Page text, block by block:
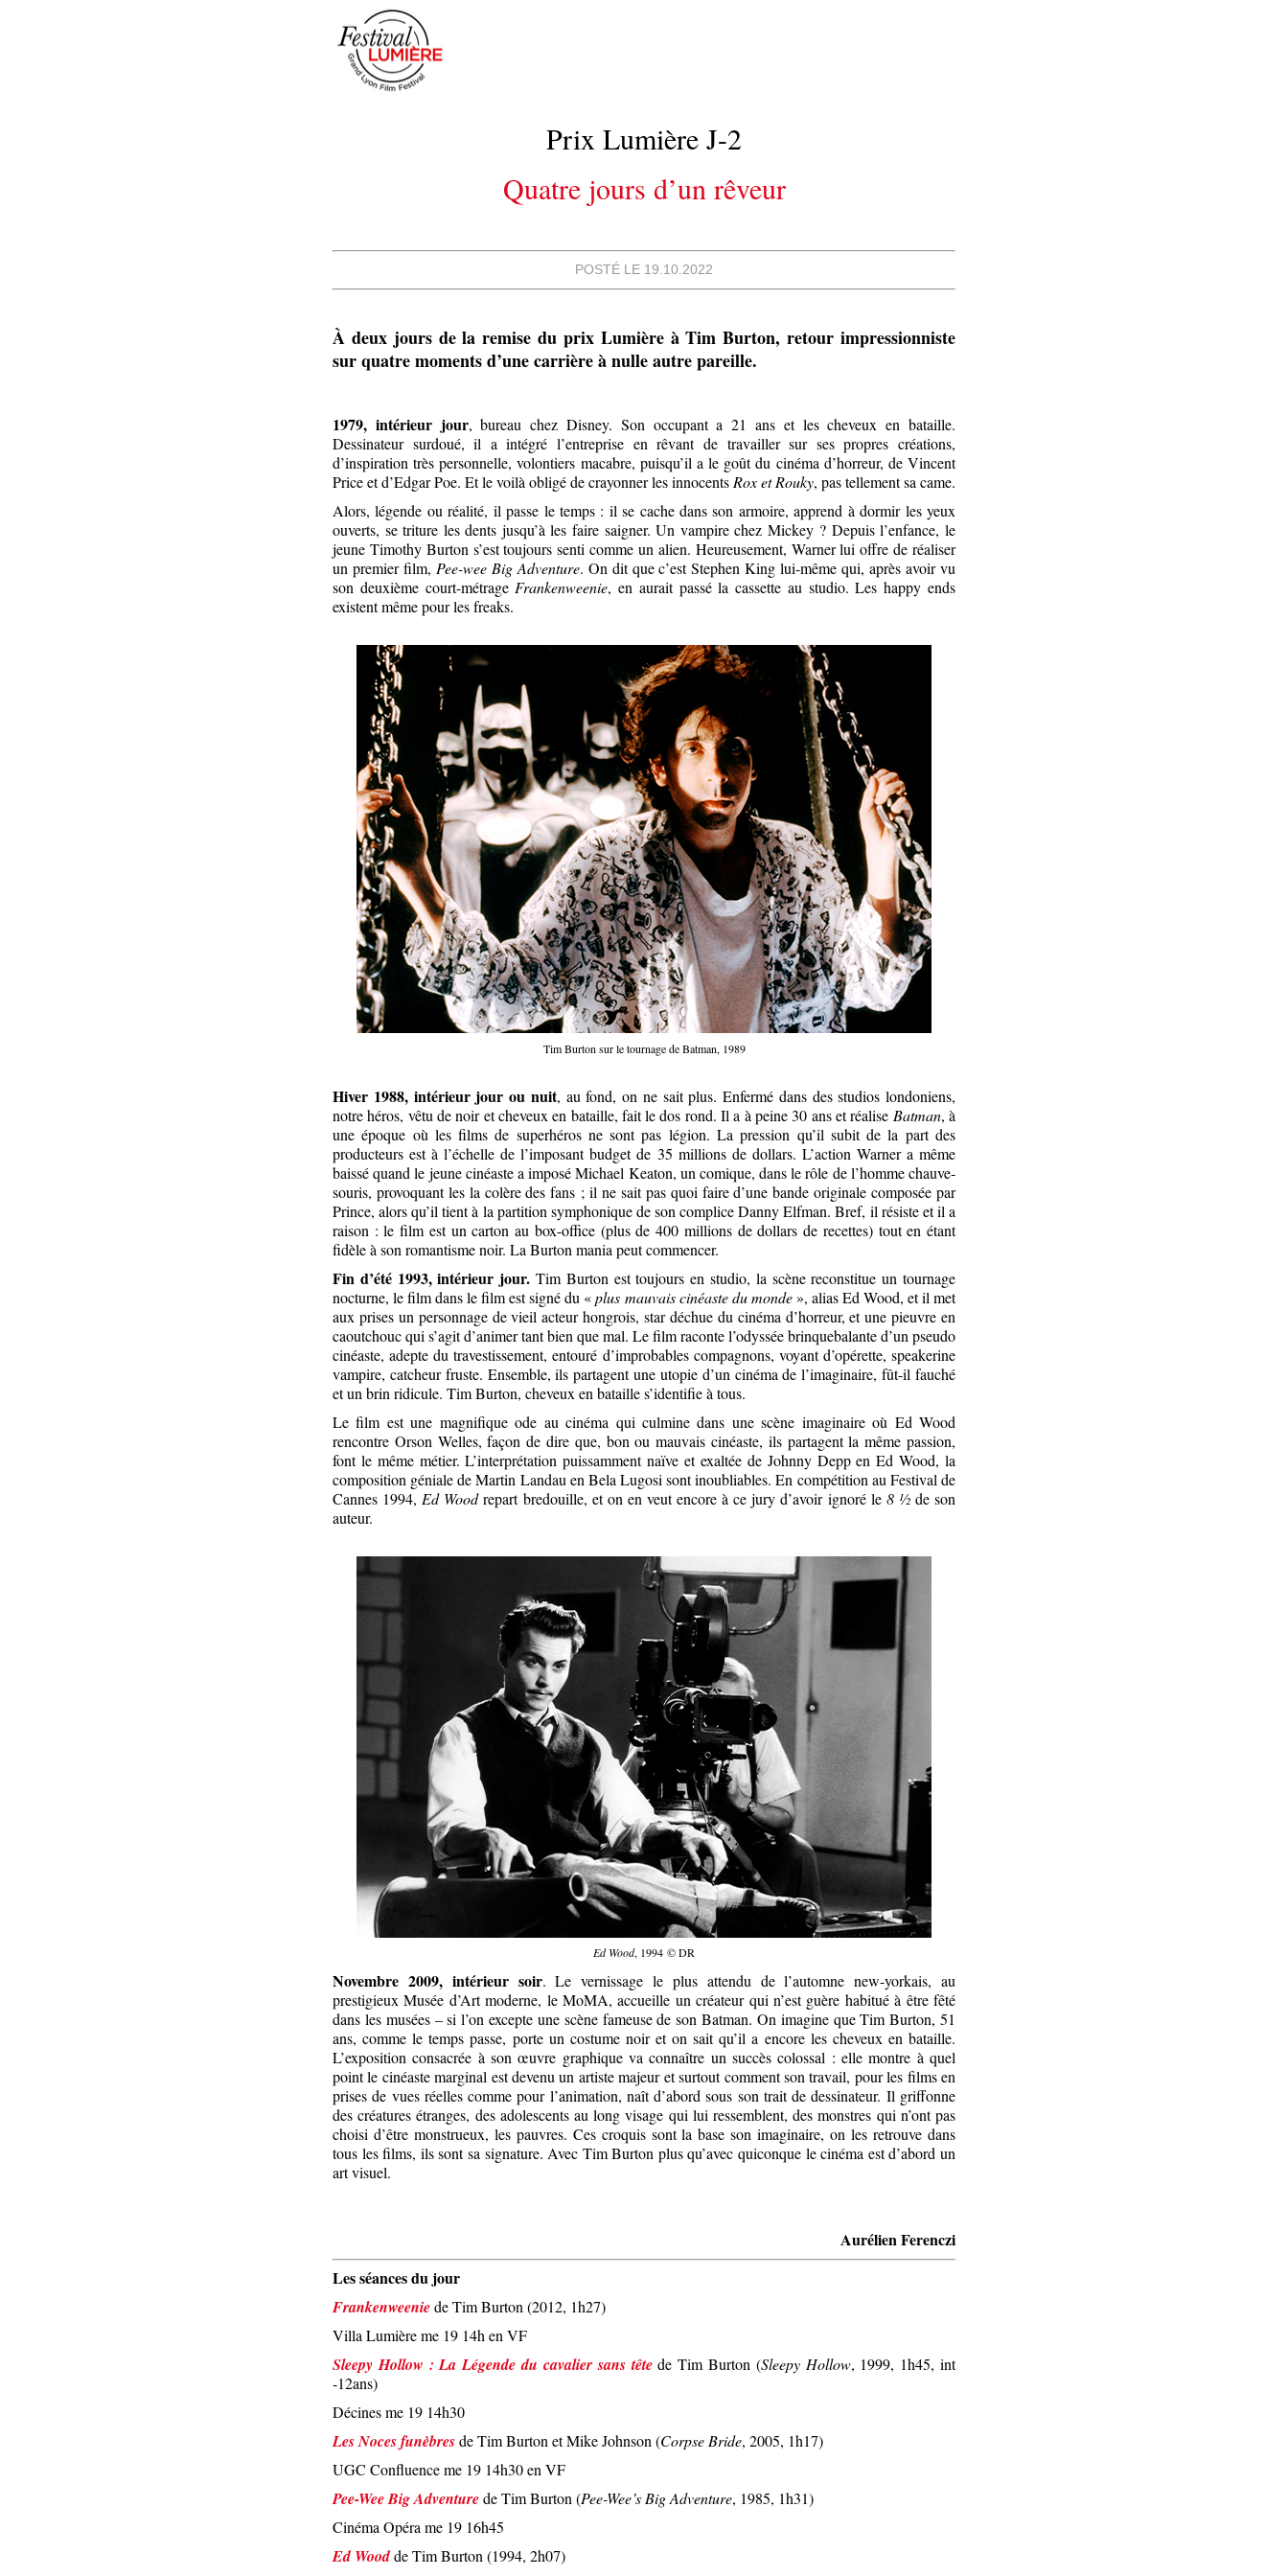
Prix Lumière J-2
Quatre jours d’un rêveur
POSTÉ LE 19.10.2022
À deux jours de la remise du prix Lumière à Tim Burton, retour impressionniste
sur quatre moments d’une carrière à nulle autre pareille.
1979, intérieur jour, bureau chez Disney. Son occupant a 21 ans et les cheveux en bataille.
Dessinateur surdoué, il a intégré l’entreprise en rêvant de travailler sur ses propres créations,
d’inspiration très personnelle, volontiers macabre, puisqu’il a le goût du cinéma d’horreur, de Vincent
Price et d’Edgar Poe. Et le voilà obligé de crayonner les innocents Rox et Rouky, pas tellement sa came.
Alors, légende ou réalité, il passe le temps : il se cache dans son armoire, apprend à dormir les yeux
ouverts, se triture les dents jusqu’à les faire saigner. Un vampire chez Mickey ? Depuis l’enfance, le
jeune Timothy Burton s’est toujours senti comme un alien. Heureusement, Warner lui offre de réaliser
un premier film, Pee-wee Big Adventure. On dit que c’est Stephen King lui-même qui, après avoir vu
son deuxième court-métrage Frankenweenie, en aurait passé la cassette au studio. Les happy ends
existent même pour les freaks.
Tim Burton sur le tournage de Batman, 1989
Hiver 1988, intérieur jour ou nuit, au fond, on ne sait plus. Enfermé dans des studios londoniens,
notre héros, vêtu de noir et cheveux en bataille, fait le dos rond. Il a à peine 30 ans et réalise Batman, à
une époque où les films de superhéros ne sont pas légion. La pression qu’il subit de la part des
producteurs est à l’échelle de l’imposant budget de 35 millions de dollars. L’action Warner a même
baissé quand le jeune cinéaste a imposé Michael Keaton, un comique, dans le rôle de l’homme chauve-
souris, provoquant les la colère des fans ; il ne sait pas quoi faire d’une bande originale composée par
Prince, alors qu’il tient à la partition symphonique de son complice Danny Elfman. Bref, il résiste et il a
raison : le film est un carton au box-office (plus de 400 millions de dollars de recettes) tout en étant
fidèle à son romantisme noir. La Burton mania peut commencer.
Fin d’été 1993, intérieur jour. Tim Burton est toujours en studio, la scène reconstitue un tournage
nocturne, le film dans le film est signé du «plus mauvais cinéaste du monde», alias Ed Wood, et il met
aux prises un personnage de vieil acteur hongrois, star déchue du cinéma d’horreur, et une pieuvre en
caoutchouc qui s’agit d’animer tant bien que mal. Le film raconte l’odyssée brinquebalante d’un pseudo
cinéaste, adepte du travestissement, entouré d’improbables compagnons, voyant d’opérette, speakerine
vampire, catcheur fruste. Ensemble, ils partagent une utopie d’un cinéma de l’imaginaire, fût-il fauché
et un brin ridicule. Tim Burton, cheveux en bataille s’identifie à tous.
Le film est une magnifique ode au cinéma qui culmine dans une scène imaginaire où Ed Wood
rencontre Orson Welles, façon de dire que, bon ou mauvais cinéaste, ils partagent la même passion,
font le même métier. L’interprétation puissamment naïve et exaltée de Johnny Depp en Ed Wood, la
composition géniale de Martin Landau en Bela Lugosi sont inoubliables. En compétition au Festival de
Cannes 1994, Ed Woodrepart bredouille, et on en veut encore à ce jury d’avoir ignoré le 8 ½de son
auteur.
Ed Wood, 1994 © DR
Novembre 2009, intérieur soir. Le vernissage le plus attendu de l’automne new-yorkais, au
prestigieux Musée d’Art moderne, le MoMA, accueille un créateur qui n’est guère habitué à être fêté
dans les musées – si l’on excepte une scène fameuse de son Batman. On imagine que Tim Burton, 51
ans, comme le temps passe, porte un costume noir et on sait qu’il a encore les cheveux en bataille.
L’exposition consacrée à son œuvre graphique va connaître un succès colossal : elle montre à quel
point le cinéaste marginal est devenu un artiste majeur et surtout comment son travail, pour les films en
prises de vues réelles comme pour l’animation, naît d’abord sous son trait de dessinateur. Il griffonne
des créatures étranges, des adolescents au long visage qui lui ressemblent, des monstres qui n’ont pas
choisi d’être monstrueux, les pauvres. Ces croquis sont la base son imaginaire, on les retrouve dans
tous les films, ils sont sa signature. Avec Tim Burton plus qu’avec quiconque le cinéma est d’abord un
art visuel.
Aurélien Ferenczi
Les séances du jour
Frankenweeniede Tim Burton (2012, 1h27)
Villa Lumière me 19 14h en VF
Sleepy Hollow : La Légende du cavalier sans têtede Tim Burton (Sleepy Hollow, 1999, 1h45, int
-12ans)
Décines me 19 14h30
Les Noces funèbresde Tim Burton et Mike Johnson (Corpse Bride, 2005, 1h17)
UGC Confluence me 19 14h30 en VF
Pee-Wee Big Adventurede Tim Burton (Pee-Wee’s Big Adventure, 1985, 1h31)
Cinéma Opéra me 19 16h45
Ed Woodde Tim Burton (1994, 2h07)